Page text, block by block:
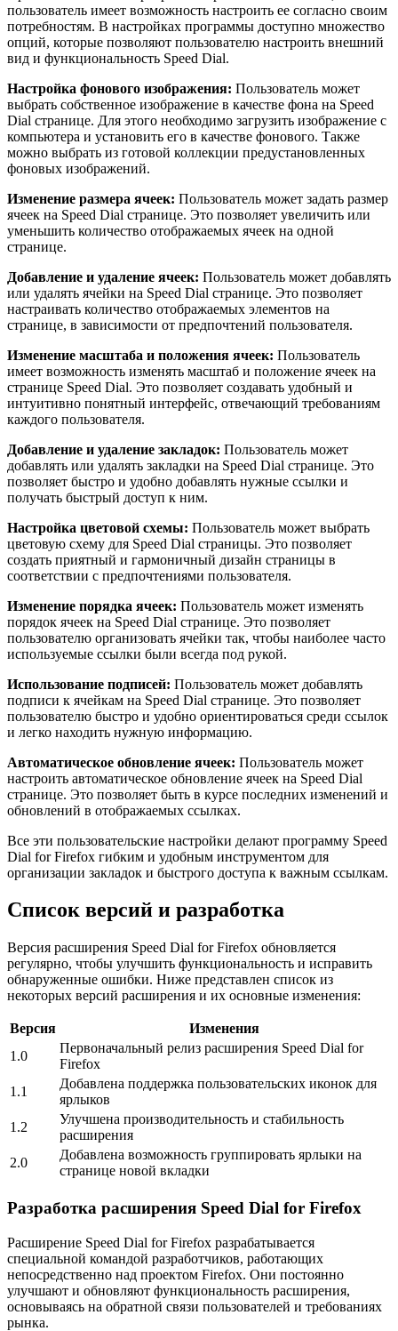
пользователь имеет возможность настроить ее согласно своим
потребностям. В настройках программы доступно множество
опций, которые позволяют пользователю настроить внешний
вид и функциональность Speed Dial.
Настройка фонового изображения: Пользователь может
выбрать собственное изображение в качестве фона на Speed
Dial странице. Для этого необходимо загрузить изображение с
компьютера и установить его в качестве фонового. Также
можно выбрать из готовой коллекции предустановленных
фоновых изображений.
Изменение размера ячеек: Пользователь может задать размер
ячеек на Speed Dial странице. Это позволяет увеличить или
уменьшить количество отображаемых ячеек на одной
странице.
Добавление и удаление ячеек: Пользователь может добавлять
или удалять ячейки на Speed Dial странице. Это позволяет
настраивать количество отображаемых элементов на
странице, в зависимости от предпочтений пользователя.
Изменение масштаба и положения ячеек: Пользователь
имеет возможность изменять масштаб и положение ячеек на
странице Speed Dial. Это позволяет создавать удобный и
интуитивно понятный интерфейс, отвечающий требованиям
каждого пользователя.
Добавление и удаление закладок: Пользователь может
добавлять или удалять закладки на Speed Dial странице. Это
позволяет быстро и удобно добавлять нужные ссылки и
получать быстрый доступ к ним.
Настройка цветовой схемы: Пользователь может выбрать
цветовую схему для Speed Dial страницы. Это позволяет
создать приятный и гармоничный дизайн страницы в
соответствии с предпочтениями пользователя.
Изменение порядка ячеек: Пользователь может изменять
порядок ячеек на Speed Dial странице. Это позволяет
пользователю организовать ячейки так, чтобы наиболее часто
используемые ссылки были всегда под рукой.
Использование подписей: Пользователь может добавлять
подписи к ячейкам на Speed Dial странице. Это позволяет
пользователю быстро и удобно ориентироваться среди ссылок
и легко находить нужную информацию.
Автоматическое обновление ячеек: Пользователь может
настроить автоматическое обновление ячеек на Speed Dial
странице. Это позволяет быть в курсе последних изменений и
обновлений в отображаемых ссылках.
Все эти пользовательские настройки делают программу Speed
Dial for Firefox гибким и удобным инструментом для
организации закладок и быстрого доступа к важным ссылкам.
Список версий и разработка
Версия расширения Speed Dial for Firefox обновляется
регулярно, чтобы улучшить функциональность и исправить
обнаруженные ошибки. Ниже представлен список из
некоторых версий расширения и их основные изменения:
Версия
Изменения
1.0
Первоначальный релиз расширения Speed Dial for
Firefox
1.1
Добавлена поддержка пользовательских иконок для
ярлыков
1.2
Улучшена производительность и стабильность
расширения
2.0
Добавлена возможность группировать ярлыки на
странице новой вкладки
Разработка расширения Speed Dial for Firefox
Расширение Speed Dial for Firefox разрабатывается
специальной командой разработчиков, работающих
непосредственно над проектом Firefox. Они постоянно
улучшают и обновляют функциональность расширения,
основываясь на обратной связи пользователей и требованиях
рынка.